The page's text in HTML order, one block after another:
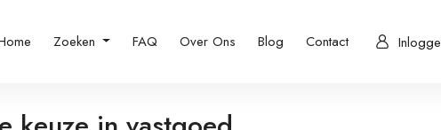
Zoeken FAQ Over Ons Blog Contact